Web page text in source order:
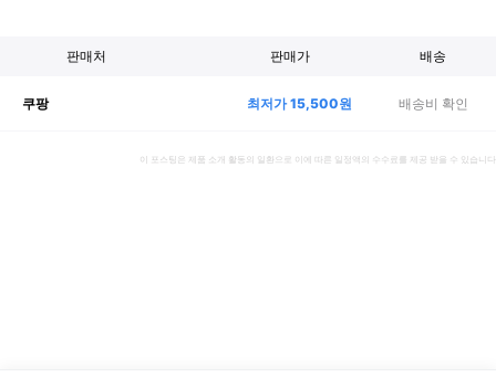
판매처 판매가 배송
쿠팡 최저가15,500원 배송비 확인
이 포스팅은 제품 소개 활동의 일환으로 이에 따른 일정액의 수수료를 제공 받을 수 있습니다